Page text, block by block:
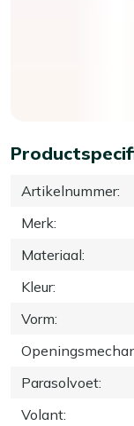
Artikelnummer:
Merk:
Materiaal:
Kleur:
Vorm:
Parasolvoet:
Volant: